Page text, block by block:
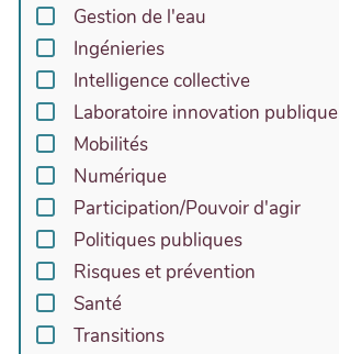
Gestion de l'eau
Ingénieries
Intelligence collective
Laboratoire innovation publique
Mobilités
Numérique
Participation/Pouvoir d'agir
Politiques publiques
Risques et prévention
Santé
Transitions